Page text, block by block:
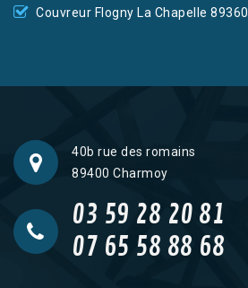
Couvreur Flogny La Chapelle 89360
40b rue des romains
89400 Charmoy
03 59 28 20 81
07 65 58 88 68